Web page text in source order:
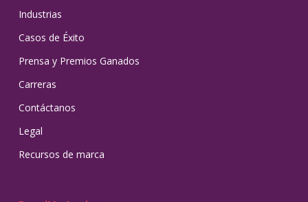
Industrias
Casos de Éxito
Prensa y Premios Ganados
Carreras
Contáctanos
Legal
Recursos de marca